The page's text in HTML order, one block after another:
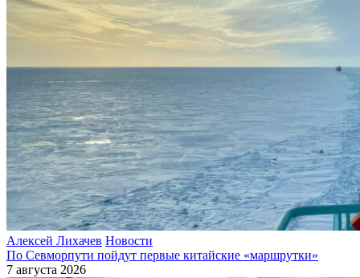
Алексей Лихачев Новости
По Севморпути пойдут первые китайские «маршрутки»
7 августа 2026